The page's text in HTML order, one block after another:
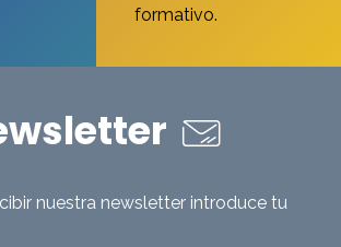
formativo.
nuestra newsletter introduce tu